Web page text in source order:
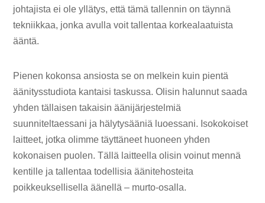
johtajista ei ole yllätys, että tämä tallennin on täynnä
tekniikkaa, jonka avulla voit tallentaa korkealaatuista
ääntä.
Pienen kokonsa ansiosta se on melkein kuin pientä
äänitysstudiota kantaisi taskussa. Olisin halunnut saada
yhden tällaisen takaisin äänijärjestelmiä
suunniteltaessani ja hälytysääniä luoessani. Isokokoiset
laitteet, jotka olimme täyttäneet huoneen yhden
kokonaisen puolen. Tällä laitteella olisin voinut mennä
kentille ja tallentaa todellisia äänitehosteita
poikkeuksellisella äänellä – murto-osalla.